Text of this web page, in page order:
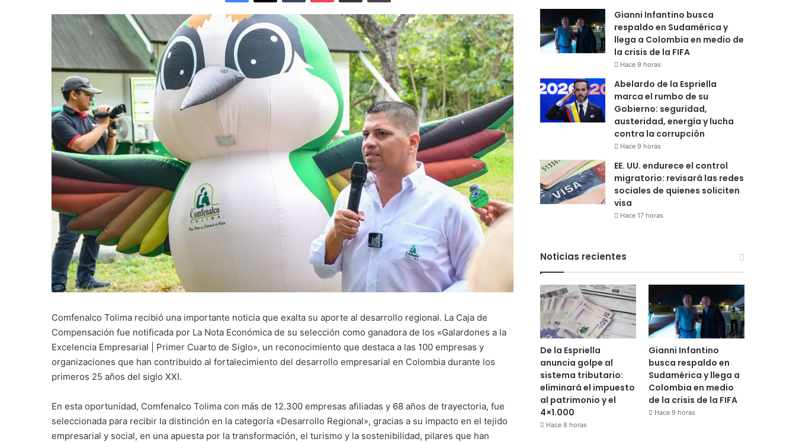
Comfenalco Tolima recibió una importante noticia que exalta su aporte al desarrollo regional. La Caja de
Compensación fue notificada por La Nota Económica de su selección como ganadora de los «Galardones a la
Excelencia Empresarial | Primer Cuarto de Siglo», un reconocimiento que destaca a las 100 empresas y
organizaciones que han contribuido al fortalecimiento del desarrollo empresarial en Colombia durante los
primeros 25 años del siglo XXI.
En esta oportunidad, Comfenalco Tolima con más de 12.300 empresas afiliadas y 68 años de trayectoria, fue
seleccionada para recibir la distinción en la categoría «Desarrollo Regional», gracias a su impacto en el tejido
empresarial y social, en una apuesta por la transformación, el turismo y la sostenibilidad, pilares que han
Gianni Infantino busca
respaldo en Sudamérica y
llega a Colombia en medio de
la crisis de la FIFA
Hace 9 horas
Abelardo de la Espriella
marca el rumbo de su
Gobierno: seguridad,
austeridad, energía y lucha
contra la corrupción
Hace 9 horas
EE. UU. endurece el control
migratorio: revisará las redes
sociales de quienes soliciten
visa
Hace 17 horas
Noticias recientes
De la Espriella
anuncia golpe al
sistema tributario:
eliminará el impuesto
al patrimonio y el
4×1.000
Hace 8 horas
Gianni Infantino
busca respaldo en
Sudamérica y llega a
Colombia en medio
de la crisis de la FIFA
Hace 9 horas